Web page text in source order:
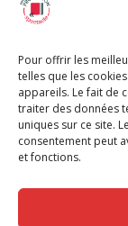
Pour offrir les
telles que les
appareils. Le fait de
traiter des données
uniques sur ce site.
consentement peut
et fonctions.
Chèque
Chèque
Chèque
G-Pods
Profession